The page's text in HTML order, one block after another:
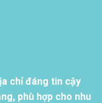
chỉ đáng tin cậy
phù hợp cho nhu